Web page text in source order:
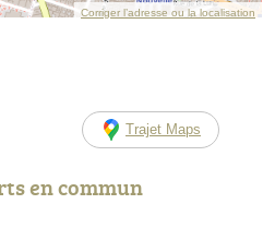
Corriger l’adresse ou la localisation
Trajet Maps
en commun